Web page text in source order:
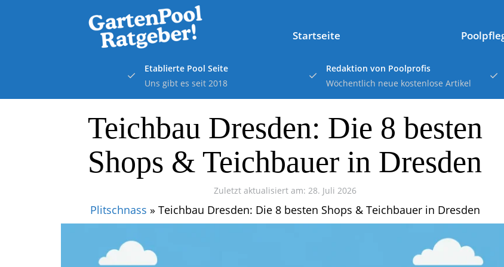
Startseite
Etablierte Pool Seite
Uns gibt es seit 2018
Redaktion von Poolprofis
Wöchentlich neue kostenlose Artikel
Teichbau Dresden: Die 8 besten
Shops & Teichbauer in Dresden
Zuletzt aktualisiert am: 28. Juli 2026
Plitschnass » Teichbau Dresden: Die 8 besten Shops & Teichbauer in Dresden